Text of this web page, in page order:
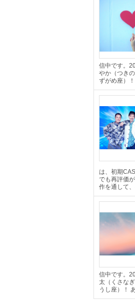
信中です。
やか（つき
ずがめ座）
は、初期
でも再評価
作を通して
信中です。
太（くさな
うし座）！